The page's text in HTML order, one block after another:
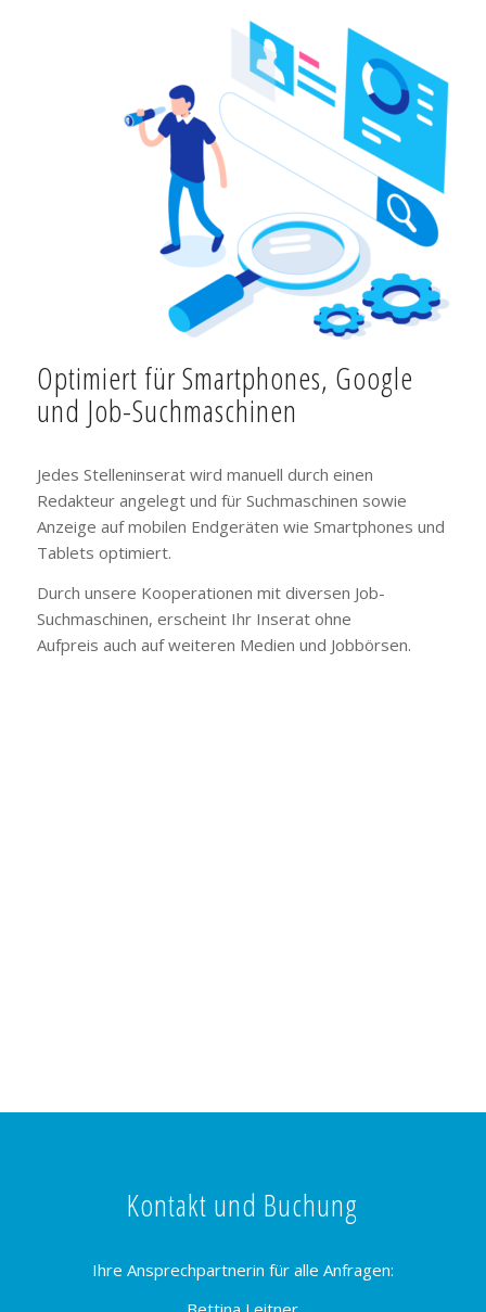
Optimiert für Smartphones, Google
und Job-Suchmaschinen
Jedes Stelleninserat wird manuell durch einen
Redakteur angelegt und für Suchmaschinen sowie
Anzeige auf mobilen Endgeräten wie Smartphones und
Tablets optimiert.
Durch unsere Kooperationen mit diversen Job-
Suchmaschinen, erscheint Ihr Inserat ohne
Aufpreis auch auf weiteren Medien und Jobbörsen.
Kontakt und Buchung
Ihre Ansprechpartnerin für alle Anfragen: